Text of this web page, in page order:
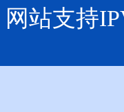
网站支持